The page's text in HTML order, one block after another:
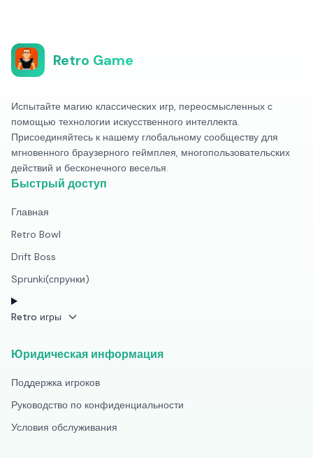
Retro Game
Испытайте магию классических игр, переосмысленных с
помощью технологии искусственного интеллекта.
Присоединяйтесь к нашему глобальному сообществу для
мгновенного браузерного геймплея, многопользовательских
действий и бесконечного веселья.
Быстрый доступ
Главная
Retro Bowl
Drift Boss
Sprunki(спрунки)
Retro игры
Юридическая информация
Поддержка игроков
Руководство по конфиденциальности
Условия обслуживания